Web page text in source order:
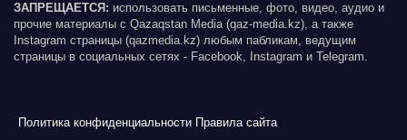
ЗАПРЕЩАЕТСЯ: использовать письменные, фото, видео, аудио и
прочие материалы с Qazaqstan Media (qaz-media.kz), а также
Instagram страницы (qazmedia.kz) любым пабликам, ведущим
страницы в социальных сетях - Facebook, Instagram и Telegram.
Политика конфиденциальности Правила сайта